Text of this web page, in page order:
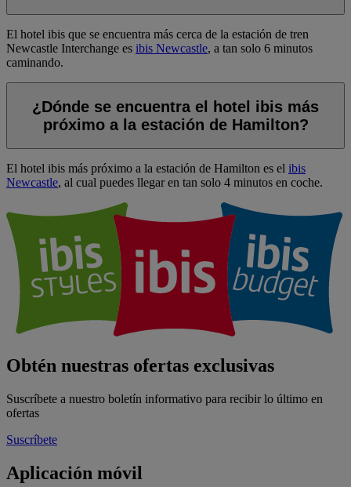
El hotel ibis que se encuentra más cerca de la estación de tren
Newcastle Interchange es ibis Newcastle, a tan solo 6 minutos
caminando.
¿Dónde se encuentra el hotel ibis más
próximo a la estación de Hamilton?
El hotel ibis más próximo a la estación de Hamilton es el ibis
Newcastle, al cual puedes llegar en tan solo 4 minutos en coche.
Obtén nuestras ofertas exclusivas
Suscríbete a nuestro boletín informativo para recibir lo último en
ofertas
Suscríbete
Aplicación móvil